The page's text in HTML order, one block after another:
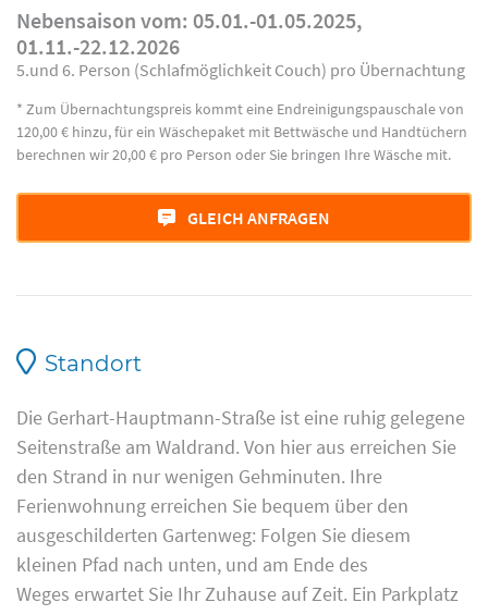
Nebensaison vom: 05.01.-01.05.2025,
01.11.-22.12.2026
5.und 6. Person (Schlafmöglichkeit Couch) pro Übernachtung
* Zum Übernachtungspreis kommt eine Endreinigungspauschale von
120,00 € hinzu, für ein Wäschepaket mit Bettwäsche und Handtüchern
berechnen wir 20,00 € pro Person oder Sie bringen Ihre Wäsche mit.
GLEICH ANFRAGEN
Standort
Die Gerhart-Hauptmann-Straße ist eine ruhig gelegene
Seitenstraße am Waldrand. Von hier aus erreichen Sie
den Strand in nur wenigen Gehminuten. Ihre
Ferienwohnung erreichen Sie bequem über den
ausgeschilderten Gartenweg: Folgen Sie diesem
kleinen Pfad nach unten, und am Ende des
Weges erwartet Sie Ihr Zuhause auf Zeit. Ein Parkplatz